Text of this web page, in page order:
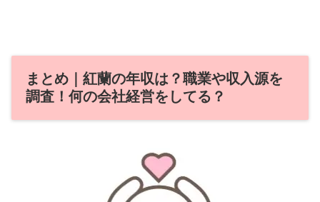
まとめ｜紅蘭の年収は？職業や収入源を
調査！何の会社経営をしてる？